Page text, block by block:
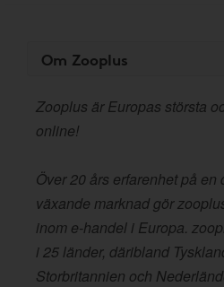
Om Zooplus
Zooplus är Europas största
online!
Över 20 års erfarenhet på
växande marknad gör
inom e-handel i Europa.
i 25 länder, däribland
Storbritannien och